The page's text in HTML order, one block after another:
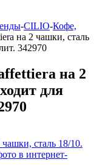
-CILIO-Кофе,
на 2 чашки, сталь
342970
на 2
для